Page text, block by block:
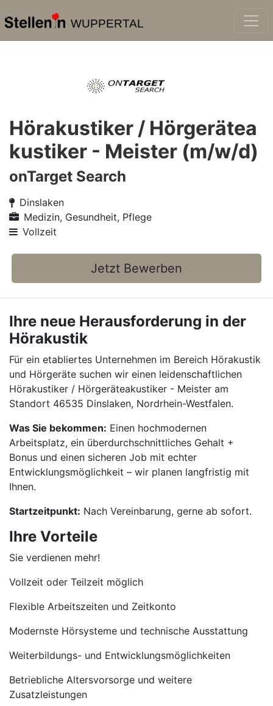
WUPPERTAL
Hörakustiker / Hörgerätea
kustiker - Meister (m/w/d)
onTarget Search
Dinslaken
Medizin, Gesundheit, Pflege
Vollzeit
Jetzt Bewerben
Ihre neue Herausforderung in der
Hörakustik
Für ein etabliertes Unternehmen im Bereich Hörakustik
und Hörgeräte suchen wir einen leidenschaftlichen
Hörakustiker / Hörgeräteakustiker - Meister am
Standort 46535 Dinslaken, Nordrhein-Westfalen.
Was Sie bekommen: Einen hochmodernen
Arbeitsplatz, ein überdurchschnittliches Gehalt +
Bonus und einen sicheren Job mit echter
Entwicklungsmöglichkeit – wir planen langfristig mit
Ihnen.
Startzeitpunkt: Nach Vereinbarung, gerne ab sofort.
Ihre Vorteile
Sie verdienen mehr!
Vollzeit oder Teilzeit möglich
Flexible Arbeitszeiten und Zeitkonto
Modernste Hörsysteme und technische Ausstattung
Weiterbildungs- und Entwicklungsmöglichkeiten
Betriebliche Altersvorsorge und weitere
Zusatzleistungen